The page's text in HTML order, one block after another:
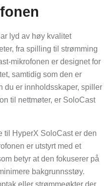
lyd av høy kvalitet
fra spilling til strømming
mikrofonen er designet for
samtidig som den er
du er innholdsskaper, spiller
til nettmøter, er SoloCast
til HyperX SoloCast er den
er utstyrt med et
betyr at den fokuserer på
bakgrunnsstøy.
eller strømmeøkter der